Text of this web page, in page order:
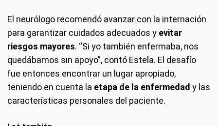
El neurólogo recomendó avanzar con la internación
para garantizar cuidados adecuados y evitar
riesgos mayores. “Si yo también enfermaba, nos
quedábamos sin apoyo”, contó Estela. El desafío
fue entonces encontrar un lugar apropiado,
teniendo en cuenta la etapa de la enfermedad y las
características personales del paciente.